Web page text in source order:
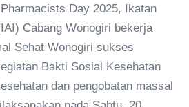
Day 2025, Ikatan
Cabang Wonogiri bekerja
Sehat Wonogiri sukses
Bakti Sosial Kesehatan
dan pengobatan massal